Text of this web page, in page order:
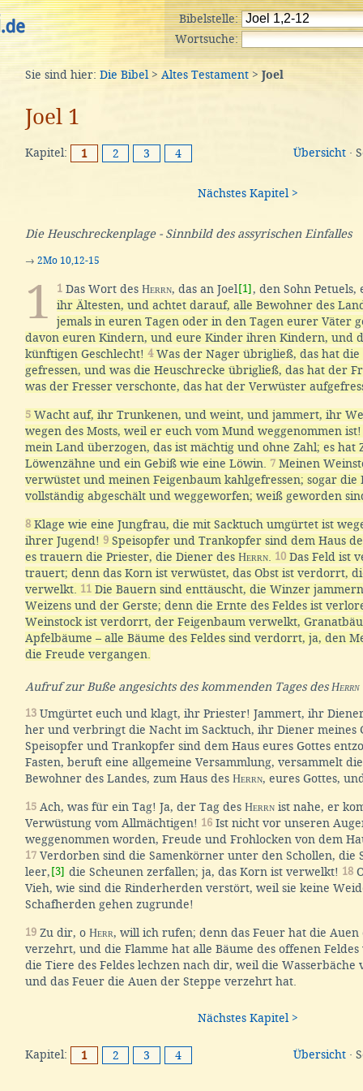
Bibelstelle:
Wortsuche:
Sie sind hier: Die Bibel> Altes Testament>Joel
Joel 1
Kapitel: 1 2 3 4 Übersicht ·
Nächstes Kapitel >
Die Heuschreckenplage - Sinnbild des assyrischen Einfalles
→ 2Mo 10,12-15
1 1 Das Wort des Herrn, das an Joel [1] , den Sohn
ihr Ältesten, und achtet darauf, alle Bewohner des
jemals in euren Tagen oder in den Tagen eurer Väter
davon euren Kindern, und eure Kinder ihren Kindern, und
künftigen Geschlecht! 4Was der Nager übrigließ, das hat die
gefressen, und was die Heuschrecke übrigließ, das hat der
was der Fresser verschonte, das hat der Verwüster
5 Wacht auf, ihr Trunkenen, und weint, und jammert, ihr
wegen des Mosts, weil er euch vom Mund weggenommen
mein Land überzogen, das ist mächtig und ohne Zahl; es hat
Löwenzähne und ein Gebiß wie eine Löwin. 7 Meinen
verwüstet und meinen Feigenbaum kahlgefressen; sogar die
vollständig abgeschält und weggeworfen; weiß geworden
8 Klage wie eine Jungfrau, die mit Sacktuch umgürtet ist
ihrer Jugend! 9 Speisopfer und Trankopfer sind dem Haus
es trauern die Priester, die Diener des Herrn 10 Das Feld ist
trauert; denn das Korn ist verwüstet, das Obst ist verdorrt,
verwelkt. 11 Die Bauern sind enttäuscht, die Winzer
Weizens und der Gerste; denn die Ernte des Feldes ist
Weinstock ist verdorrt, der Feigenbaum verwelkt,
Apfelbäume – alle Bäume des Feldes sind verdorrt, ja, den
die Freude vergangen.
Aufruf zur Buße angesichts des kommenden Tages des Herrn
13 Umgürtet euch und klagt, ihr Priester! Jammert, ihr
her und verbringt die Nacht im Sacktuch, ihr Diener meines
Speisopfer und Trankopfer sind dem Haus eures Gottes
Fasten, beruft eine allgemeine Versammlung, versammelt
Bewohner des Landes, zum Haus des Herrn, eures Gottes,
15 Ach, was für ein Tag! Ja, der Tag des Herrn ist nahe, er
Verwüstung vom Allmächtigen! 16 Ist nicht vor unseren
weggenommen worden, Freude und Frohlocken von dem
17 Verdorben sind die Samenkörner unter den Schollen, die
leer, [3] die Scheunen zerfallen; ja, das Korn ist verwelkt! 18
Vieh, wie sind die Rinderherden verstört, weil sie keine
Schafherden gehen zugrunde!
19 Zu dir, o Herr, will ich rufen; denn das Feuer hat die Auen
verzehrt, und die Flamme hat alle Bäume des offenen
die Tiere des Feldes lechzen nach dir, weil die Wasserbäche
und das Feuer die Auen der Steppe verzehrt hat.
Nächstes Kapitel >
Kapitel: 1 2 3 4 Übersicht ·